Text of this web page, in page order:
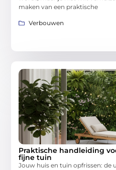
maken van een praktische
Verbouwen
Praktische handleiding
fijne tuin
Jouw huis en tuin opfrissen: de